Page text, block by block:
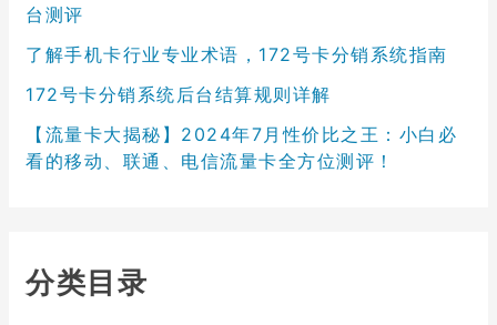
台测评
了解手机卡行业专业术语，172号卡分销系统指南
172号卡分销系统后台结算规则详解
【流量卡大揭秘】2024年7月性价比之王：小白必
看的移动、联通、电信流量卡全方位测评！
分类目录